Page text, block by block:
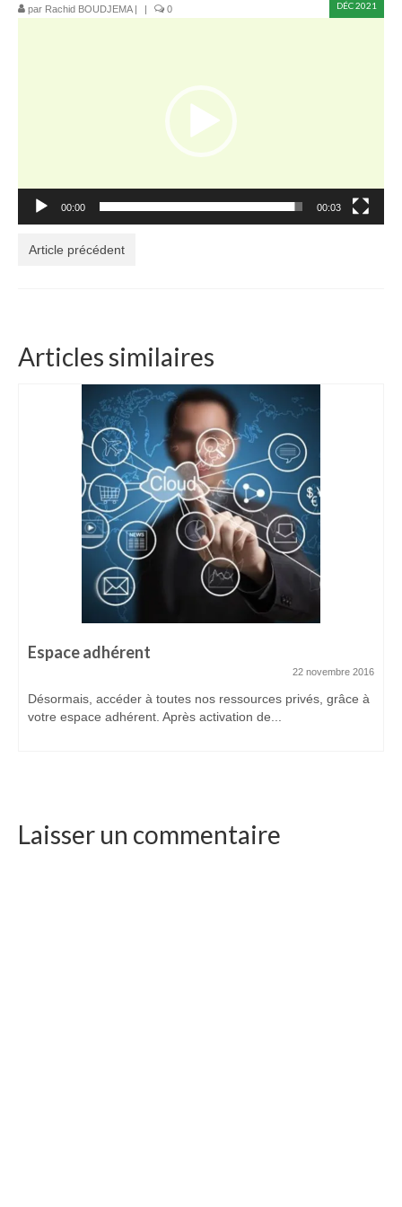
Livret d’Accueil Formation Devenir Taxi
Formation à la mobilité : Changez de
département en toute sérénité !
Formation Pratique « Admission »
Formation Passerelle
ADHÉREZ
Devenir adhérent
Espace adhérent
ACTUALITÉS
CONTACTEZ-NOUS
DÉC 2021
par Rachid BOUDJEMA| | 0
00:00 00:03
Article précédent
Articles similaires
Espace adhérent
22 novembre 2016
Désormais, accéder à toutes nos ressources privés, grâce à
votre espace adhérent. Après activation de...
Laisser un commentaire